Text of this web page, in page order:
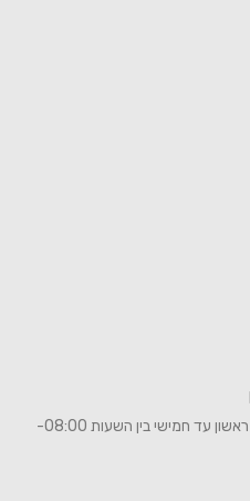
שעות הפעילות של בית המרקחת : בימי ראשון עד חמישי בין השעות 08:00-